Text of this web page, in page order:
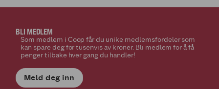
BLI MEDLEM
Som medlem i Coop får du unike medlemsfordeler som
kan spare deg for tusenvis av kroner. Bli medlem for å få
penger tilbake hver gang du handler!
Meld deg inn